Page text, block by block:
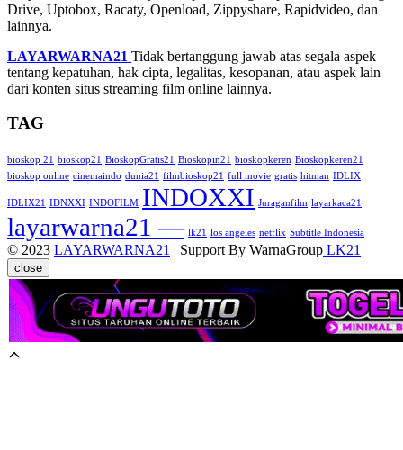
Drive, Uptobox, Racaty, Openload, Zippyshare, Rapidvideo, dan
lainnya.
LAYARWARNA21 Tidak bertanggung jawab atas segala aspek
tentang kepatuhan, hak cipta, legalitas, kesopanan, atau aspek lain
dari konten situs streaming film online lainnya.
TAG
bioskop 21 bioskop21 BioskopGratis21 Bioskopin21 bioskopkeren Bioskopkeren21
bioskop online cinemaindo dunia21 filmbioskop21 full movie gratis hitman IDLIX
IDLIX21 IDNXXI INDOFILM INDOXXI Juraganfilm layarkaca21
layarwarna21 — lk21 los angeles netflix Subtitle Indonesia
© 2023 LAYARWARNA21 | Support By WarnaGroup LK21
close